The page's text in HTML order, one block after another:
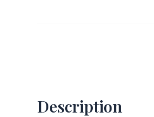
Description